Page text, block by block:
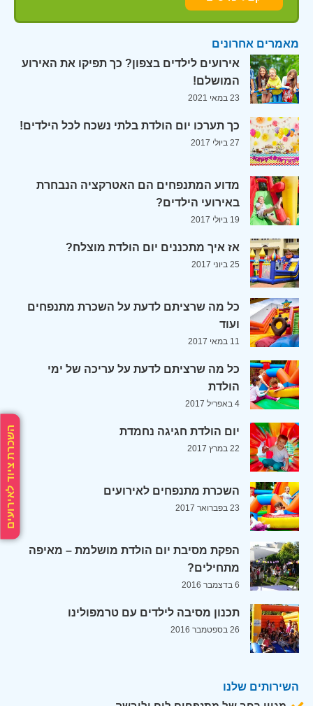
השכרת ציוד לאירועים
מאמרים אחרונים
אירועים לילדים בצפון? כך תפיקו את האירוע
המושלם!
23 במאי 2021
כך תערכו יום הולדת בלתי נשכח לכל הילדים!
27 ביולי 2017
מדוע המתנפחים הם האטרקציה הנבחרת
באירועי הילדים?
19 ביולי 2017
אז איך מתכננים יום הולדת מוצלח?
25 ביוני 2017
כל מה שרציתם לדעת על השכרת מתנפחים
ועוד
11 במאי 2017
כל מה שרציתם לדעת על עריכה של ימי
הולדת
4 באפריל 2017
יום הולדת חגיגה נחמדת
22 במרץ 2017
השכרת מתנפחים לאירועים
23 בפברואר 2017
הפקת מסיבת יום הולדת מושלמת – מאיפה
מתחילים?
6 בדצמבר 2016
תכנון מסיבה לילדים עם טרמפולינו
26 בספטמבר 2016
השירותים שלנו